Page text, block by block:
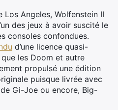
Los Angeles, Wolfenstein II
des jeux à avoir suscité le
consoles confondues.
d’une licence quasi-
les Doom et autre
propulsé une édition
puisque livrée avec
Gi-Joe ou encore, Big-